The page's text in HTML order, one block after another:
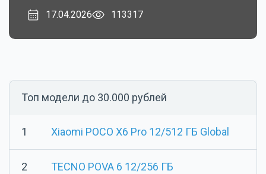
17.04.2026 113317
Топ модели до 30.000 рублей
1 Xiaomi POCO X6 Pro 12/512 ГБ Global
2 TECNO POVA 6 12/256 ГБ